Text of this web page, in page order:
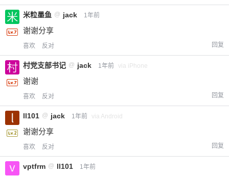
米粒墨鱼 @ jack 1年前
谢谢分享
喜欢 反对 回复
村党支部书记 @ jack 1年前 via iPhone
谢谢
喜欢 反对 回复
ll101 @ jack 1年前 via Android
谢谢分享
喜欢 反对 回复
vptfrm @ ll101 1年前